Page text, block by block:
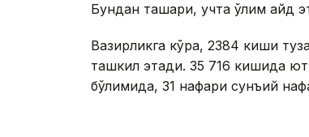
Бундан ташқари, учта ўлим
Вазирликга кўра, 2384 киши
ташкил этади. 35 716 кишида
бўлимида, 31 нафари сунъий